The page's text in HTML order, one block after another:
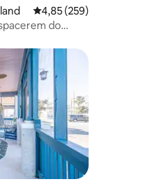
Średnia ocena: 4,85
4,85 (259)
do
111